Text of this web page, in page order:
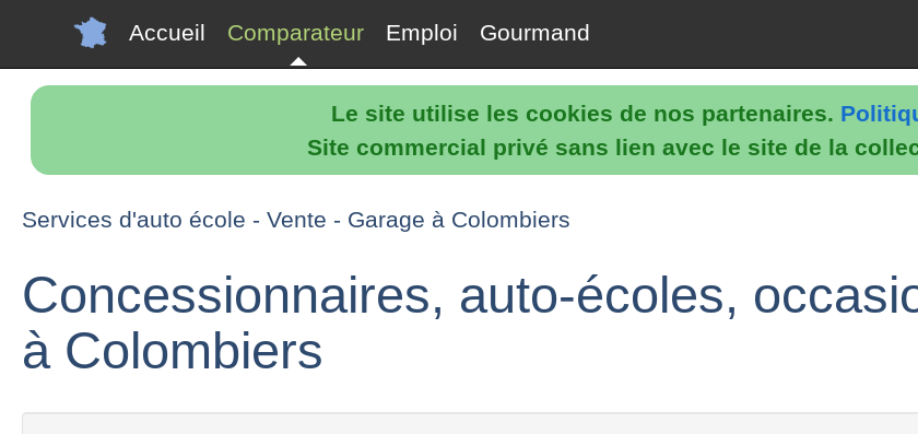
Le site utilise les cookies de nos partenaires.
Site commercial privé sans lien avec le site de la
Accueil Comparateur Emploi Gourmand
Services d'auto école - Vente - Garage à Colombiers
Concessionnaires, auto-écoles,
à Colombiers